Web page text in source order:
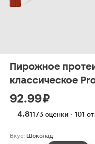
Пирожное
классическое
92.99 ₽
4.81173 оценки · 101
Вкус: Шоколад